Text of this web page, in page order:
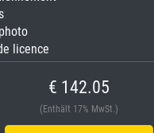
licence
€ 142.05
(Enthält 17% MwSt.)